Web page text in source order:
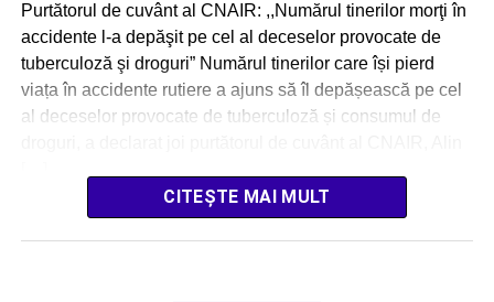
Purtătorul de cuvânt al CNAIR: ,,Numărul tinerilor morţi în
accidente l-a depăşit pe cel al deceselor provocate de
tuberculoză şi droguri” Numărul tinerilor care își pierd
viața în accidente rutiere a ajuns să îl depășească pe cel
al deceselor provocate de tuberculoză și consumul de
CITEȘTE MAI MULT